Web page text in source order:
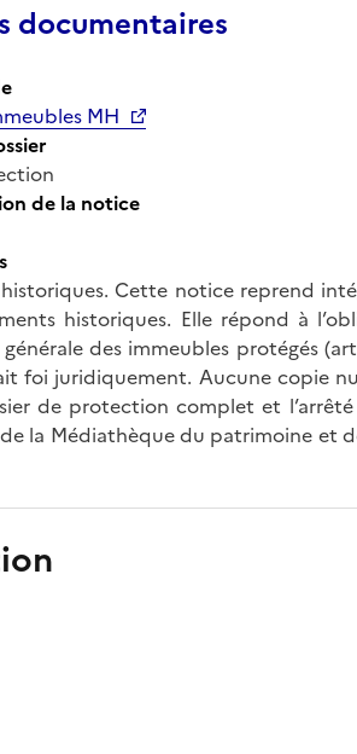
documentaires
MH
de la notice
Cette notice reprend
historiques. Elle répond à
des immeubles protégés
foi juridiquement. Aucune copie
de protection complet et
la Médiathèque du patrimoine et